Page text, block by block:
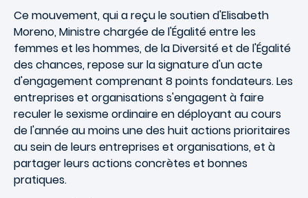
Ce mouvement, qui a reçu le soutien d'Elisabeth
Moreno, Ministre chargée de l'Égalité entre les
femmes et les hommes, de la Diversité et de l'Égalité
des chances, repose sur la signature d'un acte
d'engagement comprenant 8 points fondateurs. Les
entreprises et organisations s'engagent à faire
reculer le sexisme ordinaire en déployant au cours
de l'année au moins une des huit actions prioritaires
au sein de leurs entreprises et organisations, et à
partager leurs actions concrètes et bonnes
pratiques.